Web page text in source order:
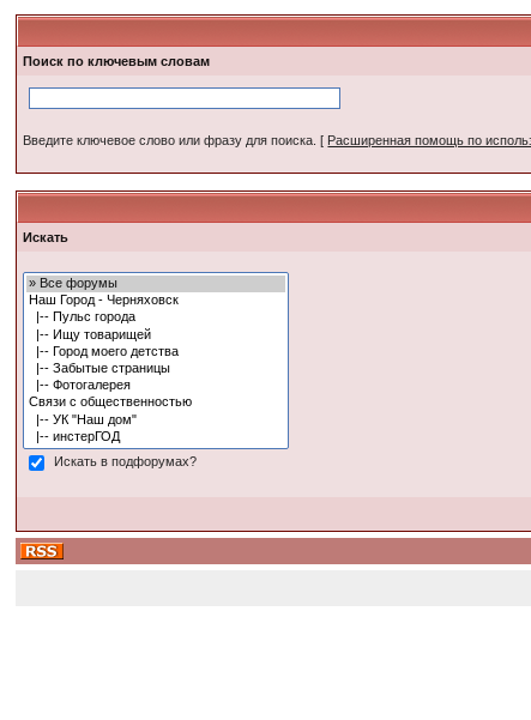
Поиск по ключевым словам
Введите ключевое слово или фразу для поиска. [ Расширенная помощь по
Искать
Искать в подфорумах?